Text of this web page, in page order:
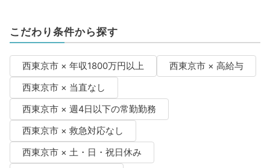
こだわり条件から探す
西東京市 × 年収1800万円以上
西東京市 × 高給与
西東京市 × 当直なし
西東京市 × 週4日以下の常勤勤務
西東京市 × 救急対応なし
西東京市 × 土・日・祝日休み